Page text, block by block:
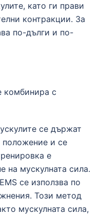
като ги прави
контракции. За
по-дълги и по-
комбинира с
се държат
положение и се
е
на мускулната сила.
EMS се използва по
Този метод
мускулната сила,